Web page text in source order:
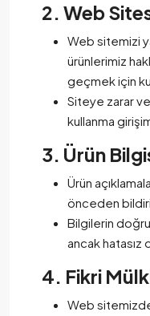
2. Web
Web sitemizi
ürünlerimiz
geçmek için
Siteye zarar
kullanma
3. Ürün
Ürün
önceden
Bilgilerin
ancak hatasız
4. Fikri
Web